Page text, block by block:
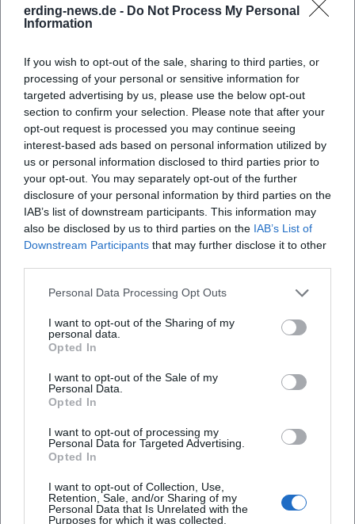
erding-news.de - Do Not Process My Personal
Information
If you wish to opt-out of the sale, sharing to third parties, or
processing of your personal or sensitive information for
targeted advertising by us, please use the below opt-out
section to confirm your selection. Please note that after your
opt-out request is processed you may continue seeing
interest-based ads based on personal information utilized by
us or personal information disclosed to third parties prior to
your opt-out. You may separately opt-out of the further
disclosure of your personal information by third parties on the
IAB’s list of downstream participants. This information may
also be disclosed by us to third parties on the IAB’s List of
Downstream Participants that may further disclose it to other
Personal Data Processing Opt Outs
I want to opt-out of the Sharing of my
personal data.
Opted In
I want to opt-out of the Sale of my
Personal Data.
Opted In
I want to opt-out of processing my
Personal Data for Targeted Advertising.
Opted In
I want to opt-out of Collection, Use,
Retention, Sale, and/or Sharing of my
Personal Data that Is Unrelated with the
Purposes for which it was collected.
Häufig gestellte Fragen
Wann sind die Öffnungszeiten des Festivals?
Wo findet das Festival statt?
Was erwartet die Besucher?
Wie viel kostet der Eintritt?
Gibt es behindertengerechten Zugang?